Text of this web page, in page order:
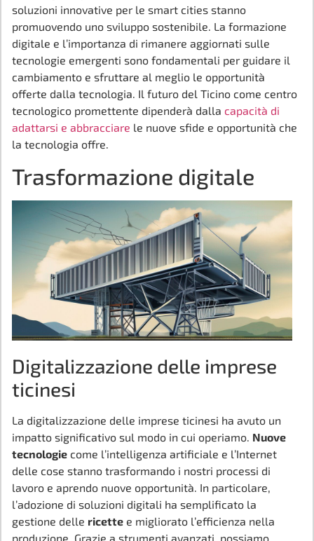
soluzioni innovative per le smart cities stanno
promuovendo uno sviluppo sostenibile. La formazione
digitale e l’importanza di rimanere aggiornati sulle
tecnologie emergenti sono fondamentali per guidare il
cambiamento e sfruttare al meglio le opportunità
offerte dalla tecnologia. Il futuro del Ticino come centro
tecnologico promettente dipenderà dalla capacità di
adattarsi e abbracciare le nuove sfide e opportunità che
la tecnologia offre.
Trasformazione digitale
Digitalizzazione delle imprese
ticinesi
La digitalizzazione delle imprese ticinesi ha avuto un
impatto significativo sul modo in cui operiamo. Nuove
tecnologie come l’intelligenza artificiale e l’Internet
delle cose stanno trasformando i nostri processi di
lavoro e aprendo nuove opportunità. In particolare,
l’adozione di soluzioni digitali ha semplificato la
gestione delle ricette e migliorato l’efficienza nella
produzione. Grazie a strumenti avanzati, possiamo